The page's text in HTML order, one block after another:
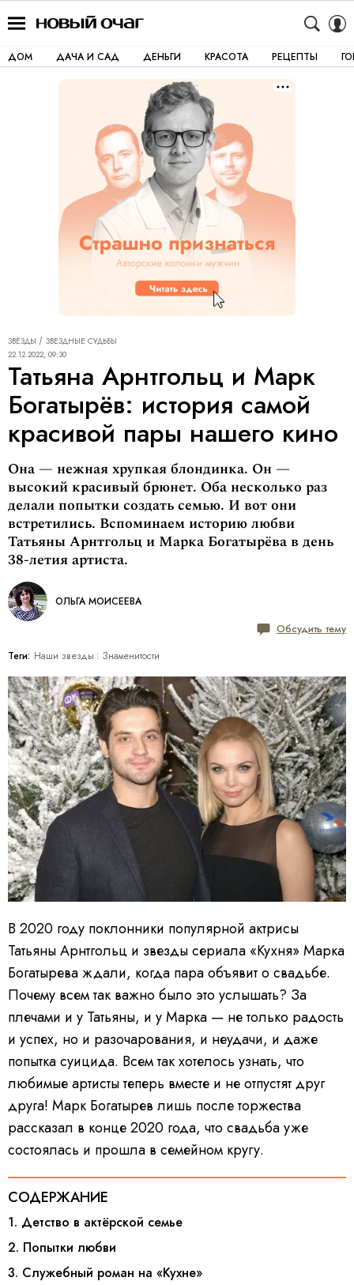
ДОМ ДАЧА И САД ДЕНЬГИ КРАСОТА РЕЦЕПТЫ
ЗВЁЗДЫ
ЗВЕЗДНЫЕ СУДЬБЫ
22.12.2022, 09:30
Татьяна Арнтгольц и Марк
Богатырёв: история самой
красивой пары нашего кино
Она — нежная хрупкая блондинка. Он —
высокий красивый брюнет. Оба несколько раз
делали попытки создать семью. И вот они
встретились. Вспоминаем историю любви
Татьяны Арнтгольц и Марка Богатырёва в день
38-летия артиста.
ОЛЬГА МОИСЕЕВА
Обсудить тему
Теги: Наши звезды Знаменитости
В 2020 году поклонники популярной актрисы
Татьяны Арнтгольц и звезды сериала «Кухня» Марка
Богатырева ждали, когда пара объявит о свадьбе.
Почему всем так важно было это услышать? За
плечами и у Татьяны, и у Марка — не только радость
и успех, но и разочарования, и неудачи, и даже
попытка суицида. Всем так хотелось узнать, что
любимые артисты теперь вместе и не отпустят друг
друга! Марк Богатырев лишь после торжества
рассказал в конце 2020 года, что свадьба уже
состоялась и прошла в семейном кругу.
СОДЕРЖАНИЕ
1. Детство в актёрской семье
2. Попытки любви
3. Служебный роман на «Кухне»